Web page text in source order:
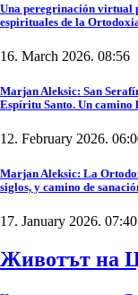
Una peregrinación virtual
espirituales de la
16. March 2026. 08:56
Marjan Aleksic: San
Espíritu Santo. Un
12. February 2026.
Marjan Aleksic: La
siglos, y camino de
17. January 2026. 07:40
Животът на